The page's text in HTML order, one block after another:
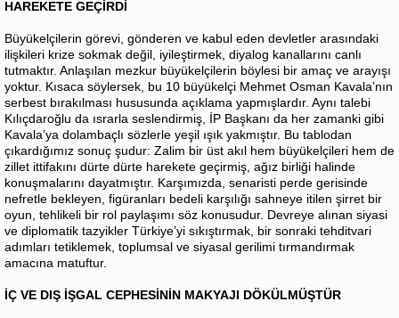
HAREKETE GEÇİRDİ
Büyükelçilerin görevi, gönderen ve kabul eden devletler arasındaki
ilişkileri krize sokmak değil, iyileştirmek, diyalog kanallarını canlı
tutmaktır. Anlaşılan mezkur büyükelçilerin böylesi bir amaç ve arayışı
yoktur. Kısaca söylersek, bu 10 büyükelçi Mehmet Osman Kavala’nın
serbest bırakılması hususunda açıklama yapmışlardır. Aynı talebi
Kılıçdaroğlu da ısrarla seslendirmiş, İP Başkanı da her zamanki gibi
Kavala’ya dolambaçlı sözlerle yeşil ışık yakmıştır. Bu tablodan
çıkardığımız sonuç şudur: Zalim bir üst akıl hem büyükelçileri hem de
zillet ittifakını dürte dürte harekete geçirmiş, ağız birliği halinde
konuşmalarını dayatmıştır. Karşımızda, senaristi perde gerisinde
nefretle bekleyen, figüranları bedeli karşılığı sahneye itilen şirret bir
oyun, tehlikeli bir rol paylaşımı söz konusudur. Devreye alınan siyasi
ve diplomatik tazyikler Türkiye’yi sıkıştırmak, bir sonraki tehditvari
adımları tetiklemek, toplumsal ve siyasal gerilimi tırmandırmak
amacına matuftur.
İÇ VE DIŞ İŞGAL CEPHESİNİN MAKYAJI DÖKÜLMÜŞTÜR